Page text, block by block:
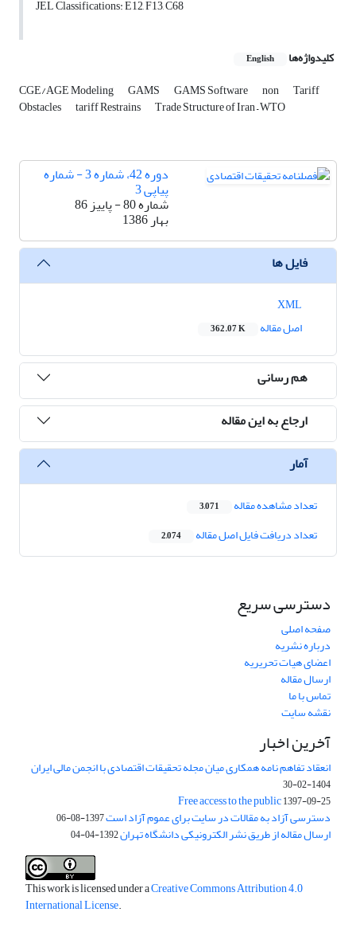
JEL Classifications: E12, F13, C68
کلیدواژه‌ها English
CGE/AGE Modeling GAMS GAMS Software non Tariff
Obstacles tariff Restrains Trade Structure of Iran – WTO
دوره 42، شماره 3 - شماره
پیاپی 3
شماره 80 - پاییز 86
بهار 1386
فایل ها
اصل مقاله
362.07 K
هم رسانی
ارجاع به این مقاله
آمار
تعداد مشاهده مقاله 3,071
تعداد دریافت فایل اصل مقاله 2,074
دسترسی سریع
صفحه اصلی
درباره نشریه
اعضای هیات تحریریه
ارسال مقاله
تماس با ما
نقشه سایت
آخرین اخبار
انعقاد تفاهم نامه همکاری میان مجله تحقیقات اقتصادی با انجمن مالی ایران
1404-02-30
Free access to the public1397-09-25
دسترسی آزاد به مقالات در سایت برای عموم آزاد است1397-08-06
ارسال مقاله از طریق نشر الکترونیکی دانشگاه تهران1392-04-04
This work is licensed under aCreative Commons Attribution 4.0
International License.